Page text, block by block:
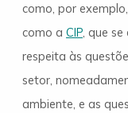
como, por
como a CIP, que
respeita às
setor,
ambiente, e as